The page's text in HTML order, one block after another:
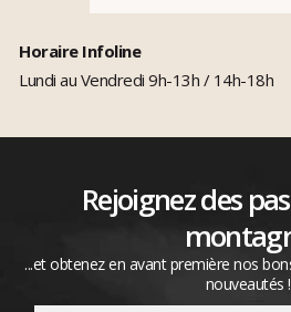
Horaire Infoline
Lundi au Vendredi 9h-13h / 14h-18h
Rejoignez des
...et obtenez en avant première nos
nouveautés !